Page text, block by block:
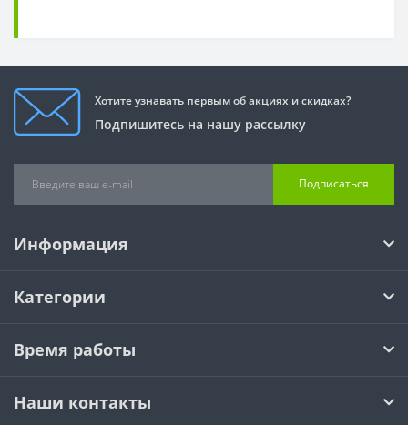
Хотите узнавать первым об акциях и скидках?
Подпишитесь на нашу рассылку
Подписаться
Информация
Категории
Время работы
Наши контакты